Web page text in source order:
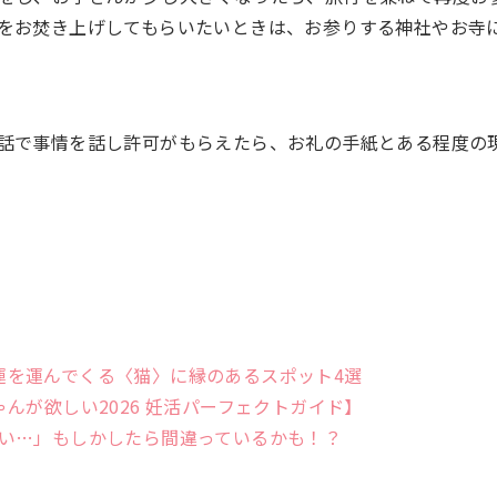
焚き上げしてもらいたいときは、お参りする神社やお寺
事情を話し許可がもらえたら、お礼の手紙とある程度の
運んでくる〈猫〉に縁のあるスポット4選
が欲しい2026 妊活パーフェクトガイド】
…」もしかしたら間違っているかも！？